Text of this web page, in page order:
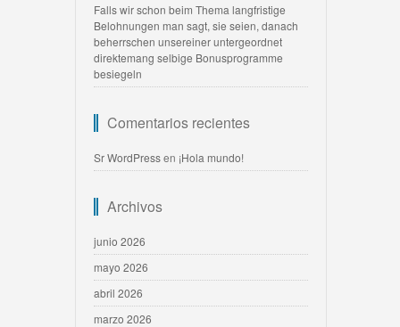
Falls wir schon beim Thema langfristige
Belohnungen man sagt, sie seien, danach
beherrschen unsereiner untergeordnet
direktemang selbige Bonusprogramme
besiegeln
Comentarios recientes
Sr WordPressen ¡Hola mundo!
Archivos
junio 2026
mayo 2026
abril 2026
marzo 2026